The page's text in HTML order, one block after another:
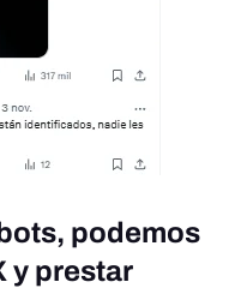
podemos
y prestar